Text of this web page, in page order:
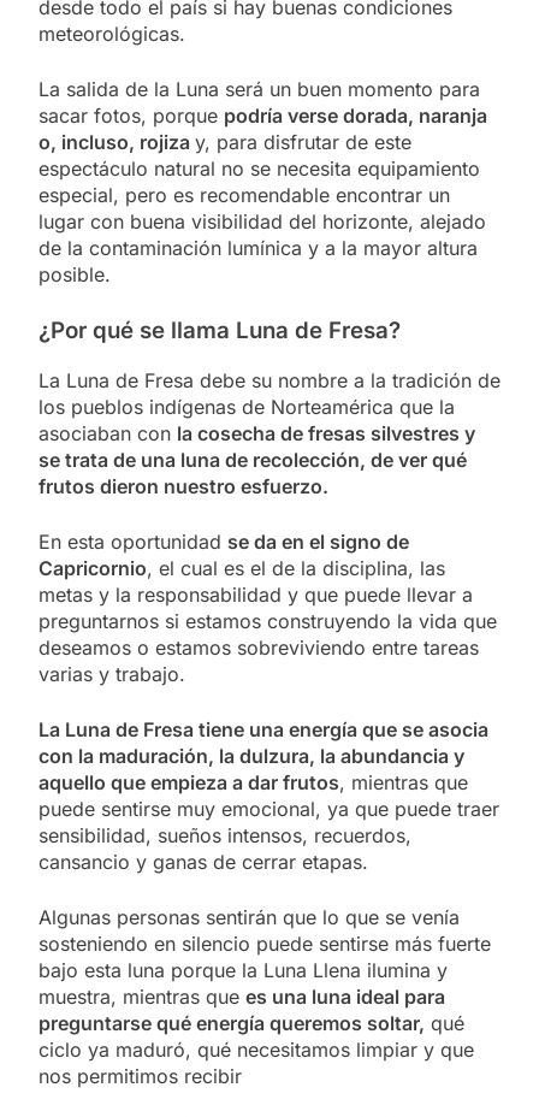
desde todo el país si hay buenas condiciones
meteorológicas.
La salida de la Luna será un buen momento para
sacar fotos, porque podría verse dorada, naranja
o, incluso, rojiza y, para disfrutar de este
espectáculo natural no se necesita equipamiento
especial, pero es recomendable encontrar un
lugar con buena visibilidad del horizonte, alejado
de la contaminación lumínica y a la mayor altura
posible.
¿Por qué se llama Luna de Fresa?
La Luna de Fresa debe su nombre a la tradición de
los pueblos indígenas de Norteamérica que la
asociaban con la cosecha de fresas silvestres y
se trata de una luna de recolección, de ver qué
frutos dieron nuestro esfuerzo.
En esta oportunidad se da en el signo de
Capricornio, el cual es el de la disciplina, las
metas y la responsabilidad y que puede llevar a
preguntarnos si estamos construyendo la vida que
deseamos o estamos sobreviviendo entre tareas
varias y trabajo.
La Luna de Fresa tiene una energía que se asocia
con la maduración, la dulzura, la abundancia y
aquello que empieza a dar frutos, mientras que
puede sentirse muy emocional, ya que puede traer
sensibilidad, sueños intensos, recuerdos,
cansancio y ganas de cerrar etapas.
Algunas personas sentirán que lo que se venía
sosteniendo en silencio puede sentirse más fuerte
bajo esta luna porque la Luna Llena ilumina y
muestra, mientras que es una luna ideal para
preguntarse qué energía queremos soltar, qué
ciclo ya maduró, qué necesitamos limpiar y que
nos permitimos recibir